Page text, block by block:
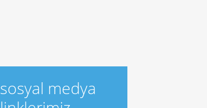
sosyal medya